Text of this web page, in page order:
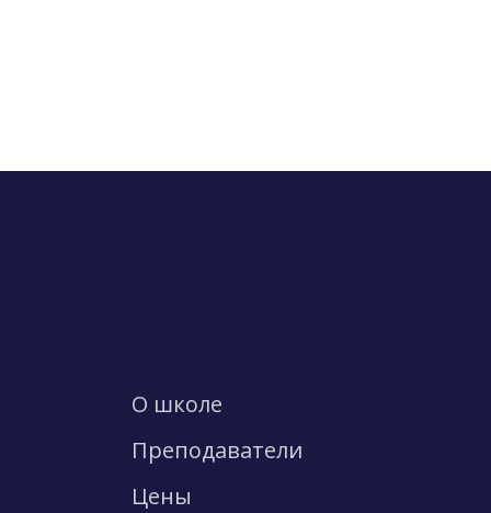
О школе
Преподаватели
Цены